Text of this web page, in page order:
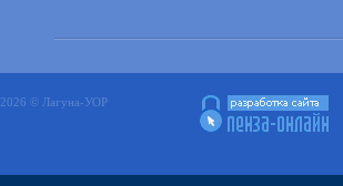
2026 © Лагуна-УОР